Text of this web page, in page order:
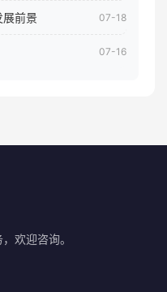
展前景 07-18
07-16
欢迎咨询。